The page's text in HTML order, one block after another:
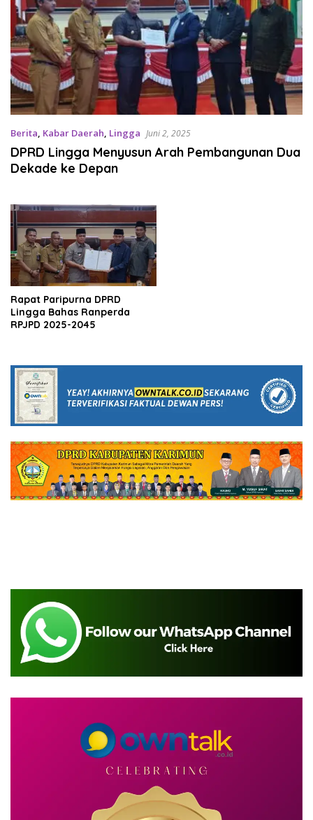
Berita, Kabar Daerah, Lingga Juni 2, 2025
DPRD Lingga Menyusun Arah Pembangunan Dua
Dekade ke Depan
Rapat Paripurna DPRD
Lingga Bahas Ranperda
RPJPD 2025-2045